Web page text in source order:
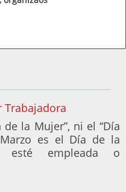
Trabajadora
la Mujer”, ni el “Día
es el Día de la
esté empleada o